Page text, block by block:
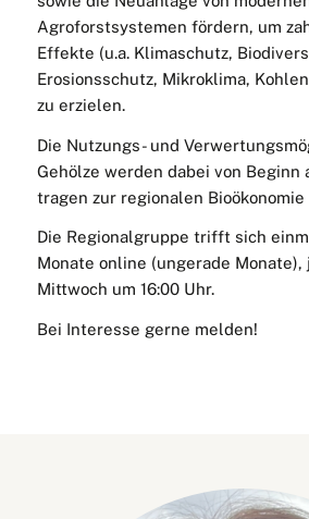
Agroforstsystemen fördern, um
Effekte (u.a. Klimaschutz,
Erosionsschutz, Mikroklima,
zu erzielen.
Die Nutzungs- und
Gehölze werden dabei von Beginn
tragen zur regionalen Bioökonomie
Die Regionalgruppe trifft sich
Monate online (ungerade
Mittwoch um 16:00 Uhr.
Bei Interesse gerne melden!